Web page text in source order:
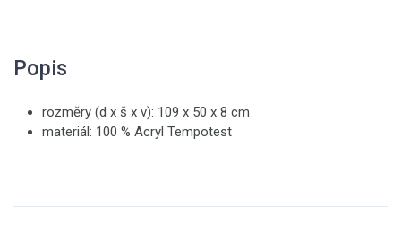
Popis
rozměry (d x š x v): 109 x 50 x 8 cm
materiál: 100 % Acryl Tempotest